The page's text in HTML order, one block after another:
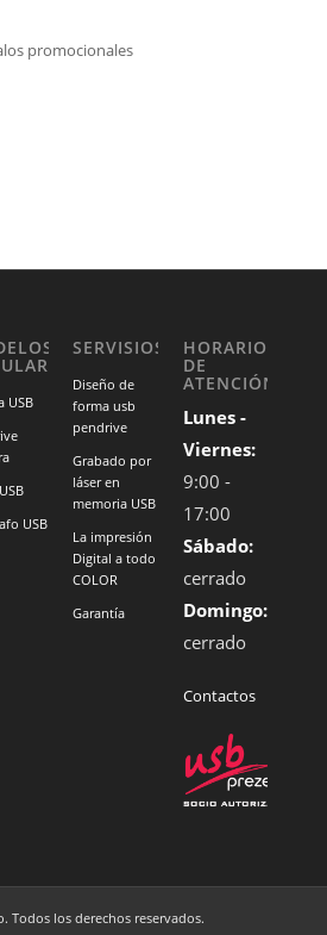
promocionales
USB
USB
SERVISIOS
Diseño de
forma usb
pendrive
Grabado por
láser en
memoria USB
La impresión
Digital a todo
COLOR
Garantía
HORARIO
DE
ATENCIÓN
Lunes -
Viernes:
9:00 -
17:00
Sábado:
cerrado
Domingo:
cerrado
Contactos
Todos los derechos reservados.